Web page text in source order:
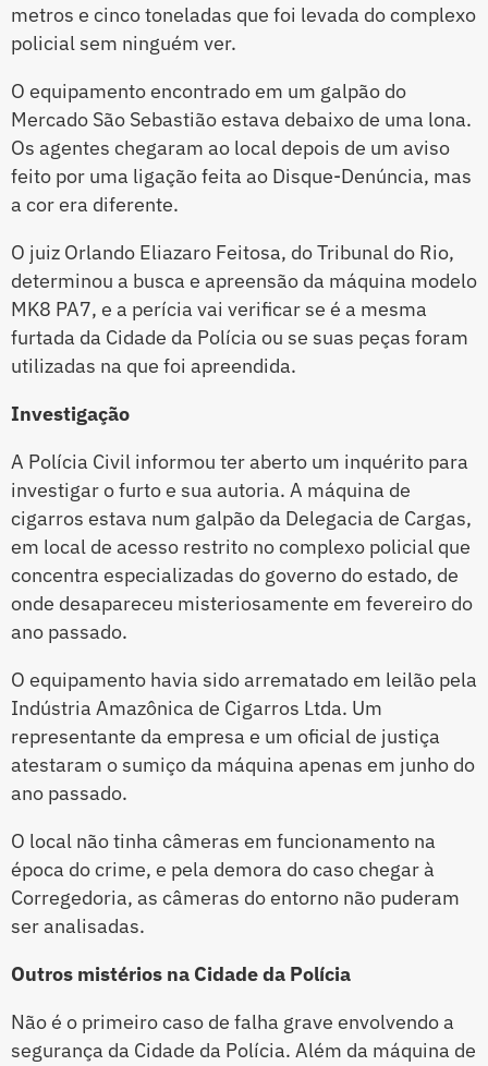
metros e cinco toneladas que foi levada do complexo
policial sem ninguém ver.
O equipamento encontrado em um galpão do
Mercado São Sebastião estava debaixo de uma lona.
Os agentes chegaram ao local depois de um aviso
feito por uma ligação feita ao Disque-Denúncia, mas
a cor era diferente.
O juiz Orlando Eliazaro Feitosa, do Tribunal do Rio,
determinou a busca e apreensão da máquina modelo
MK8 PA7, e a perícia vai verificar se é a mesma
furtada da Cidade da Polícia ou se suas peças foram
utilizadas na que foi apreendida.
Investigação
A Polícia Civil informou ter aberto um inquérito para
investigar o furto e sua autoria. A máquina de
cigarros estava num galpão da Delegacia de Cargas,
em local de acesso restrito no complexo policial que
concentra especializadas do governo do estado, de
onde desapareceu misteriosamente em fevereiro do
ano passado.
O equipamento havia sido arrematado em leilão pela
Indústria Amazônica de Cigarros Ltda. Um
representante da empresa e um oficial de justiça
atestaram o sumiço da máquina apenas em junho do
ano passado.
O local não tinha câmeras em funcionamento na
época do crime, e pela demora do caso chegar à
Corregedoria, as câmeras do entorno não puderam
ser analisadas.
Outros mistérios na Cidade da Polícia
Não é o primeiro caso de falha grave envolvendo a
segurança da Cidade da Polícia. Além da máquina de